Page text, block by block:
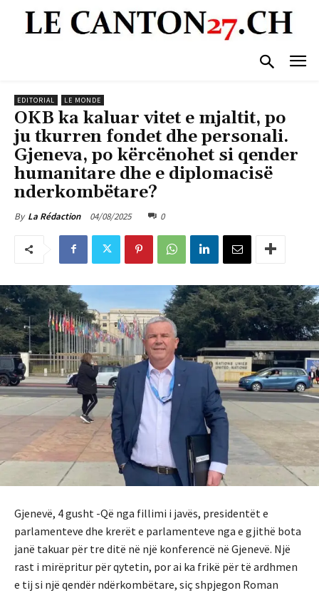
EDITORIAL LE MONDE
OKB ka kaluar vitet e mjaltit, po
ju tkurren fondet dhe personali.
Gjeneva, po kërcënohet si qender
humanitare dhe e diplomacisë
nderkombëtare?
By La Rédaction 04/08/2025 0
Gjenevë, 4 gusht -Që nga fillimi i javës, presidentët e
parlamenteve dhe krerët e parlamenteve nga e gjithë bota
janë takuar për tre ditë në një konferencë në Gjenevë. Një
rast i mirëpritur për qytetin, por ai ka frikë për të ardhmen
e tij si një qendër ndërkombëtare, siç shpjegon Roman